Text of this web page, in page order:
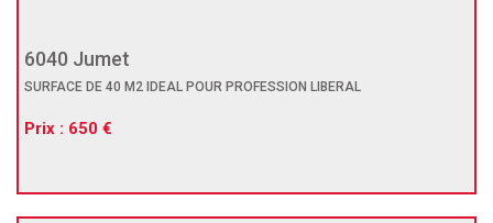
6040 Jumet
SURFACE DE 40 M2 IDEAL POUR PROFESSION LIBERAL
Prix : 650 €